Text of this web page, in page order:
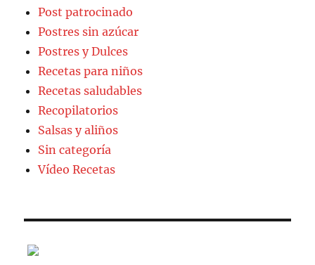
Post patrocinado
Postres sin azúcar
Postres y Dulces
Recetas para niños
Recetas saludables
Recopilatorios
Salsas y aliños
Sin categoría
Vídeo Recetas